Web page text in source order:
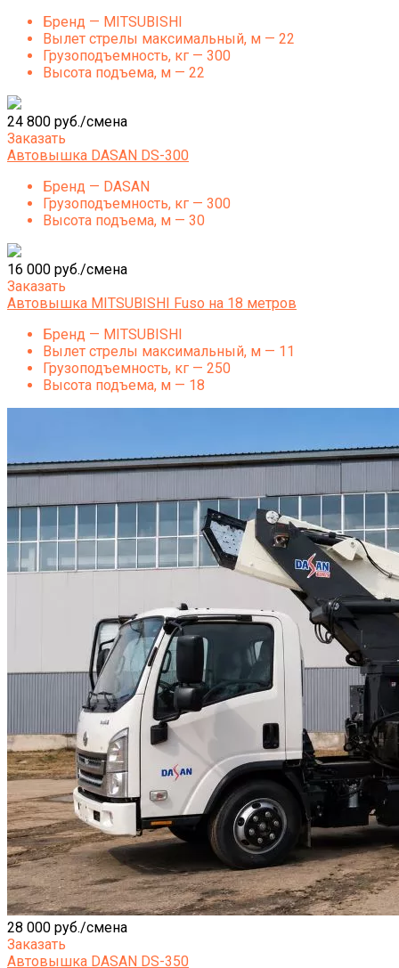
Бренд — MITSUBISHI
Вылет стрелы максимальный, м — 22
Грузоподъемность, кг — 300
Высота подъема, м — 22
24 800 руб./смена
Заказать
Автовышка DASAN DS-300
Бренд — DASAN
Грузоподъемность, кг — 300
Высота подъема, м — 30
16 000 руб./смена
Заказать
Автовышка MITSUBISHI Fuso на 18 метров
Бренд — MITSUBISHI
Вылет стрелы максимальный, м — 11
Грузоподъемность, кг — 250
Высота подъема, м — 18
28 000 руб./смена
Заказать
Автовышка DASAN DS-350